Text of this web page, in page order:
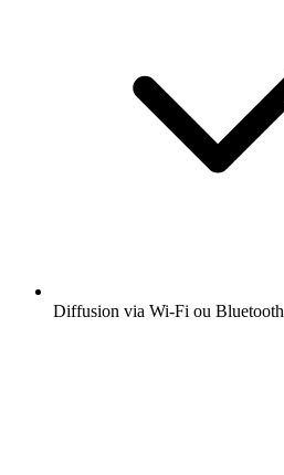
Diffusion via Wi-Fi ou Bluetooth